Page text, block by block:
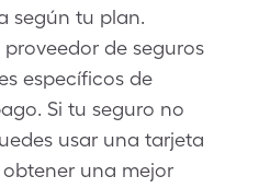
según tu plan.
de seguros
específicos de
Si tu seguro no
usar una tarjeta
una mejor